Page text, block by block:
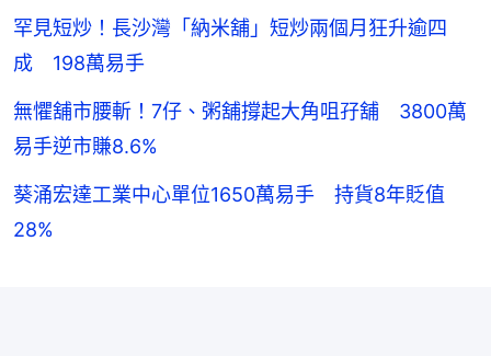
罕見短炒！長沙灣「納米舖」短炒兩個月狂升逾四
成 198萬易手
無懼舖市腰斬！7仔、粥舖撐起大角咀孖舖 3800萬
易手逆市賺8.6%
葵涌宏達工業中心單位1650萬易手 持貨8年貶值
28%